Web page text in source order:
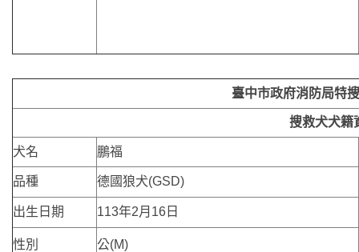
臺中市政府消防局特
搜救犬犬籍
犬名 鵬福
品種 德國狼犬(GSD)
出生日期 113年2月16日
性別 公(M)